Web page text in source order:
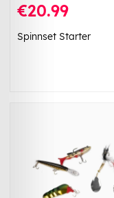
€20.99
Spinnset Starter